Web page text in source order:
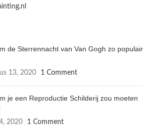
de Sterrennacht van Van Gogh zo populair
13, 2020 1 Comment
je een Reproductie Schilderij zou moeten
2020 1 Comment